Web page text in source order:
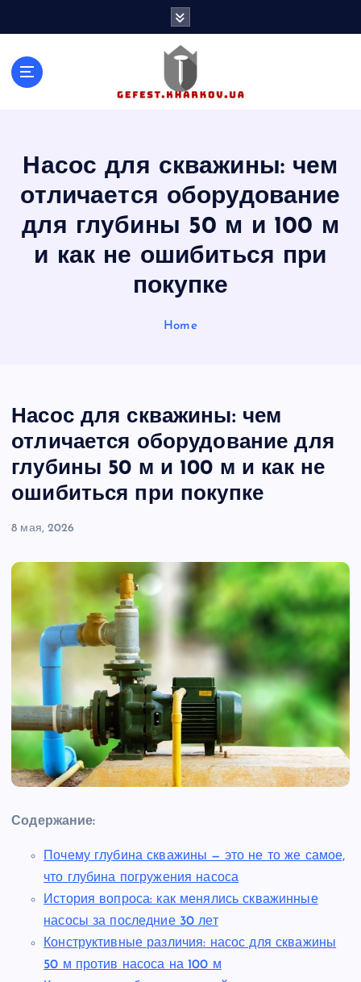
Насос для скважины: чем
отличается оборудование
для глубины 50 м и 100 м
и как не ошибиться при
покупке
Home
Насос для скважины: чем
отличается оборудование для
глубины 50 м и 100 м и как не
ошибиться при покупке
8 мая, 2026
Содержание:
Почему глубина скважины — это не то же самое,
что глубина погружения насоса
История вопроса: как менялись скважинные
насосы за последние 30 лет
Конструктивные различия: насос для скважины
50 м против насоса на 100 м